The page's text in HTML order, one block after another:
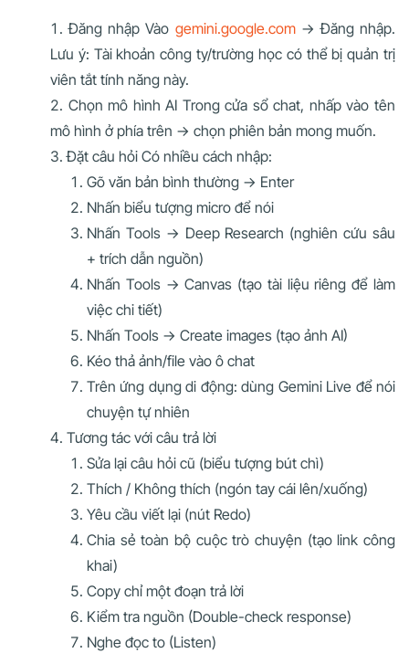
Đăng nhập Vào gemini.google.com→ Đăng nhập.
Lưu ý: Tài khoản công ty/trường học có thể bị quản trị
viên tắt tính năng này.
Chọn mô hình AI Trong cửa sổ chat, nhấp vào tên
mô hình ở phía trên → chọn phiên bản mong muốn.
Đặt câu hỏi Có nhiều cách nhập:
Gõ văn bản bình thường → Enter
Nhấn biểu tượng micro để nói
Nhấn Tools → Deep Research (nghiên cứu sâu
+ trích dẫn nguồn)
Nhấn Tools → Canvas (tạo tài liệu riêng để làm
việc chi tiết)
Nhấn Tools → Create images (tạo ảnh AI)
Kéo thả ảnh/file vào ô chat
Trên ứng dụng di động: dùng Gemini Live để nói
chuyện tự nhiên
Tương tác với câu trả lời
Sửa lại câu hỏi cũ (biểu tượng bút chì)
Thích / Không thích (ngón tay cái lên/xuống)
Yêu cầu viết lại (nút Redo)
Chia sẻ toàn bộ cuộc trò chuyện (tạo link công
khai)
Copy chỉ một đoạn trả lời
Kiểm tra nguồn (Double-check response)
Nghe đọc to (Listen)